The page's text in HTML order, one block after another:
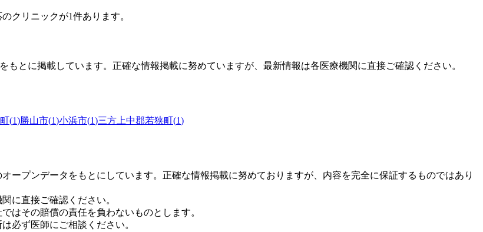
クリニックが1件あります。
とに掲載しています。正確な情報掲載に努めていますが、最新情報は各医療機関に直接ご確認ください。
(1)勝山市(1)小浜市(1)三方上中郡若狭町(1)
ープンデータをもとにしています。正確な情報掲載に努めておりますが、内容を完全に保証するものではあり
に直接ご確認ください。
はその賠償の責任を負わないものとします。
必ず医師にご相談ください。